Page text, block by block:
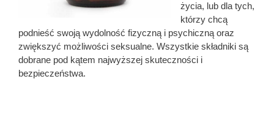
życia, lub dla tych,
którzy chcą
podnieść swoją wydolność fizyczną i psychiczną oraz
zwiększyć możliwości seksualne. Wszystkie składniki są
dobrane pod kątem najwyższej skuteczności i
bezpieczeństwa.